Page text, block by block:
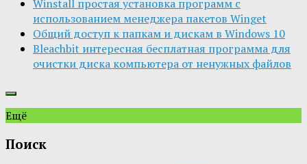
Winstall простая установка программ с
использованием менеджера пакетов Winget
Общий доступ к папкам и дискам в Windows 10
Bleachbit интересная бесплатная программа для
очистки диска компьютера от ненужных файлов
Ещё
Поиск